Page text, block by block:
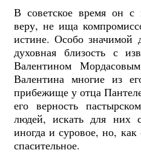
В советское время он с
веру, не ища
истине. Особо значимой
духовная близость с
Валентином
Валентина многие из
прибежище у отца
его верность
людей, искать для них
иногда и суровое, но,
спасительное.